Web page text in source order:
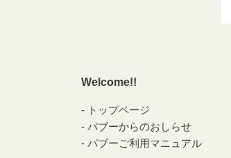
Welcome!!
トップページ
パブーからのおしらせ
パブーご利用マニュアル